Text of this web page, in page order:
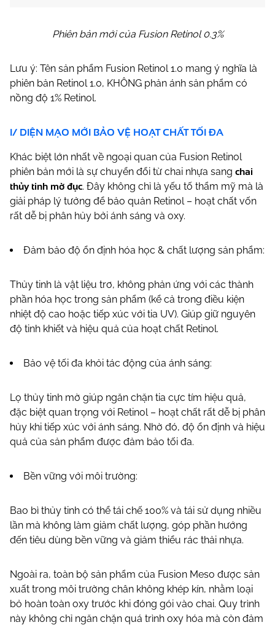
Phiên bản mới của Fusion Retinol 0.3%
Lưu ý: Tên sản phẩm Fusion Retinol 1.0 mang ý nghĩa là
phiên bản Retinol 1.0, KHÔNG phản ánh sản phẩm có
nồng độ 1% Retinol.
I/ DIỆN MẠO MỚI BẢO VỆ HOẠT CHẤT TỐI ĐA
Khác biệt lớn nhất về ngoại quan của Fusion Retinol
phiên bản mới là sự chuyển đổi từ chai nhựa sang chai
thủy tinh mờ đục. Đây không chỉ là yếu tố thẩm mỹ mà là
giải pháp lý tưởng để bảo quản Retinol – hoạt chất vốn
rất dễ bị phân hủy bởi ánh sáng và oxy.
Đảm bảo độ ổn định hóa học & chất lượng sản phẩm:
Thủy tinh là vật liệu trơ, không phản ứng với các thành
phần hóa học trong sản phẩm (kể cả trong điều kiện
nhiệt độ cao hoặc tiếp xúc với tia UV). Giúp giữ nguyên
độ tinh khiết và hiệu quả của hoạt chất Retinol.
Bảo vệ tối đa khỏi tác động của ánh sáng:
Lọ thủy tinh mờ giúp ngăn chặn tia cực tím hiệu quả,
đặc biệt quan trọng với Retinol – hoạt chất rất dễ bị phân
hủy khi tiếp xúc với ánh sáng. Nhờ đó, độ ổn định và hiệu
quả của sản phẩm được đảm bảo tối đa.
Bền vững với môi trường:
Bao bì thủy tinh có thể tái chế 100% và tái sử dụng nhiều
lần mà không làm giảm chất lượng, góp phần hướng
đến tiêu dùng bền vững và giảm thiểu rác thải nhựa.
Ngoài ra, toàn bộ sản phẩm của Fusion Meso được sản
xuất trong môi trường chân không khép kín, nhằm loại
bỏ hoàn toàn oxy trước khi đóng gói vào chai. Quy trình
này không chỉ ngăn chặn quá trình oxy hóa mà còn đảm